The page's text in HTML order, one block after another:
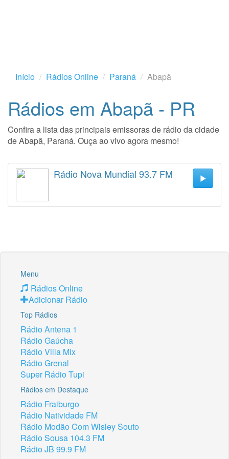
Início Rádios Online Paraná Abapã
Rádios em Abapã - PR
Confira a lista das principais emissoras de rádio da cidade
de Abapã, Paraná. Ouça ao vivo agora mesmo!
Rádio Nova Mundial 93.7 FM
Menu
Rádios Online
Adicionar Rádio
Top Rádios
Rádio Antena 1
Rádio Gaúcha
Rádio Villa Mix
Rádio Grenal
Super Rádio Tupi
Rádios em Destaque
Rádio Fraiburgo
Rádio Natividade FM
Rádio Modão Com Wisley Souto
Rádio Sousa 104.3 FM
Rádio JB 99.9 FM